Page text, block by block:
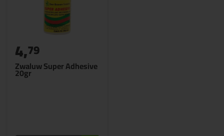
Zwaluw Super Adhesive
20gr
4,79